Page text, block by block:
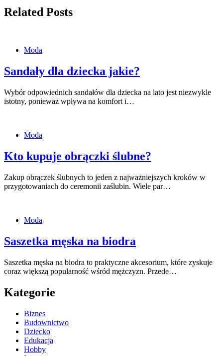
Related Posts
Moda
Sandały dla dziecka jakie?
Wybór odpowiednich sandałów dla dziecka na lato jest niezwykle
istotny, ponieważ wpływa na komfort i…
Moda
Kto kupuje obrączki ślubne?
Zakup obrączek ślubnych to jeden z najważniejszych kroków w
przygotowaniach do ceremonii zaślubin. Wiele par…
Moda
Saszetka męska na biodra
Saszetka męska na biodra to praktyczne akcesorium, które zyskuje
coraz większą popularność wśród mężczyzn. Przede…
Kategorie
Biznes
Budownictwo
Dziecko
Edukacja
Hobby